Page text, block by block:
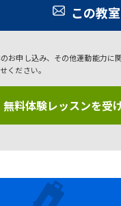
この教
お申し込み、その他運動能力に
ください。
無料体験レッスンを受